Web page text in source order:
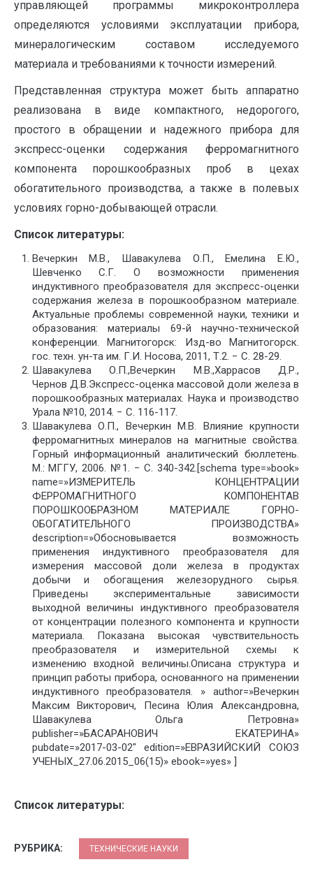
управляющей программы микроконтроллера
определяются условиями эксплуатации прибора,
минералогическим составом исследуемого
материала и требованиями к точности измерений.
Представленная структура может быть аппаратно
реализована в виде компактного, недорогого,
простого в обращении и надежного прибора для
экспресс-оценки содержания ферромагнитного
компонента порошкообразных проб в цехах
обогатительного производства, а также в полевых
условиях горно-добывающей отрасли.
Список литературы:
Вечеркин М.В., Шавакулева О.П., Емелина Е.Ю.,
Шевченко С.Г. О возможности применения
индуктивного преобразователя для экспресс-оценки
содержания железа в порошкообразном материале.
Актуальные проблемы современной науки, техники и
образования: материалы 69-й научно-технической
конференции. Магнитогорск: Изд-во Магнитогорск.
гос. техн. ун-та им. Г.И. Носова, 2011, Т.2. − С. 28-29.
Шавакулева О.П.,Вечеркин М.В.,Харрасов Д.Р.,
Чернов Д.В.Экспресс-оценка массовой доли железа в
порошкообразных материалах. Наука и производство
Урала №10, 2014. − С. 116-117.
Шавакулева О.П., Вечеркин М.В. Влияние крупности
ферромагнитных минералов на магнитные свойства.
Горный информационный аналитический бюллетень.
М.: МГГУ, 2006. №1. − С. 340-342.[schema type=»book»
name=»ИЗМЕРИТЕЛЬ КОНЦЕНТРАЦИИ
ФЕРРОМАГНИТНОГО КОМПОНЕНТАВ
ПОРОШКООБРАЗНОМ МАТЕРИАЛЕ ГОРНО-
ОБОГАТИТЕЛЬНОГО ПРОИЗВОДСТВА»
description=»Обосновывается возможность
применения индуктивного преобразователя для
измерения массовой доли железа в продуктах
добычи и обогащения железорудного сырья.
Приведены экспериментальные зависимости
выходной величины индуктивного преобразователя
от концентрации полезного компонента и крупности
материала. Показана высокая чувствительность
преобразователя и измерительной схемы к
изменению входной величины.Описана структура и
принцип работы прибора, основанного на применении
индуктивного преобразователя. » author=»Вечеркин
Максим Викторович, Песина Юлия Александровна,
Шавакулева Ольга Петровна»
publisher=»БАСАРАНОВИЧ ЕКАТЕРИНА»
pubdate=»2017-03-02″ edition=»ЕВРАЗИЙСКИЙ СОЮЗ
УЧЕНЫХ_27.06.2015_06(15)» ebook=»yes» ]
Список литературы:
РУБРИКА: ТЕХНИЧЕСКИЕ НАУКИ